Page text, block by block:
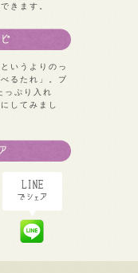
きます。
いうよりのっ
るたれ」。ブ
っぷり入れ
してみまし